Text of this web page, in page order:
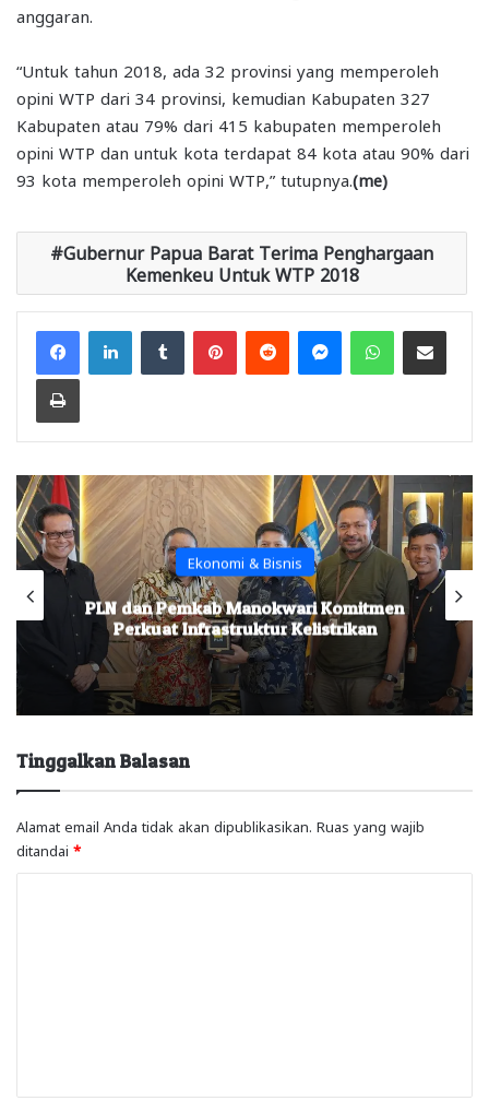
anggaran.
“Untuk tahun 2018, ada 32 provinsi yang memperoleh
opini WTP dari 34 provinsi, kemudian Kabupaten 327
Kabupaten atau 79% dari 415 kabupaten memperoleh
opini WTP dan untuk kota terdapat 84 kota atau 90% dari
93 kota memperoleh opini WTP,” tutupnya. (me)
Gubernur Papua Barat Terima Penghargaan
Kemenkeu Untuk WTP 2018
FacebookLinkedInTumblr PinterestReddit MessengerWhatsAppShare via Email
Print
Ekonomi & Bisnis
PLN dan Pemkab Manokwari Komitmen
Perkuat Infrastruktur Kelistrikan
Tinggalkan Balasan
Alamat email Anda tidak akan dipublikasikan. Ruas yang wajib
ditandai *